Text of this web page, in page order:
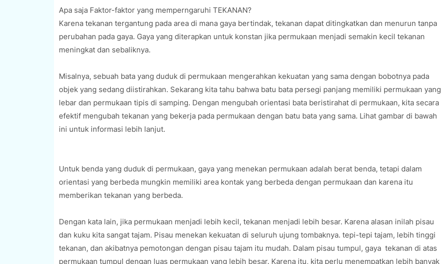
Apa saja Faktor-faktor yang memperngaruhi TEKANAN?
Karena tekanan tergantung pada area di mana gaya bertindak, tekanan dapat ditingkatkan dan menurun tanpa
perubahan pada gaya. Gaya yang diterapkan untuk konstan jika permukaan menjadi semakin kecil tekanan
meningkat dan sebaliknya.
Misalnya, sebuah bata yang duduk di permukaan mengerahkan kekuatan yang sama dengan bobotnya pada
objek yang sedang diistirahkan. Sekarang kita tahu bahwa batu bata persegi panjang memiliki permukaan yang
lebar dan permukaan tipis di samping. Dengan mengubah orientasi bata beristirahat di permukaan, kita secara
efektif mengubah tekanan yang bekerja pada permukaan dengan batu bata yang sama. Lihat gambar di bawah
ini untuk informasi lebih lanjut.
Untuk benda yang duduk di permukaan, gaya yang menekan permukaan adalah berat benda, tetapi dalam
orientasi yang berbeda mungkin memiliki area kontak yang berbeda dengan permukaan dan karena itu
memberikan tekanan yang berbeda.
Dengan kata lain, jika permukaan menjadi lebih kecil, tekanan menjadi lebih besar. Karena alasan inilah pisau
dan kuku kita sangat tajam. Pisau menekan kekuatan di seluruh ujung tombaknya. tepi-tepi tajam, lebih tinggi
tekanan, dan akibatnya pemotongan dengan pisau tajam itu mudah. Dalam pisau tumpul, gaya tekanan di atas
permukaan tumpul dengan luas permukaan yang lebih besar. Karena itu, kita perlu menempatkan lebih banyak